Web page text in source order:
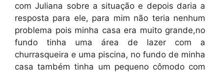
com Juliana sobre a situação e depois daria a
resposta para ele, para mim não teria nenhum
problema pois minha casa era muito grande,no
fundo tinha uma área de lazer com a
churrasqueira e uma piscina, no fundo de minha
casa também tinha um pequeno cômodo com